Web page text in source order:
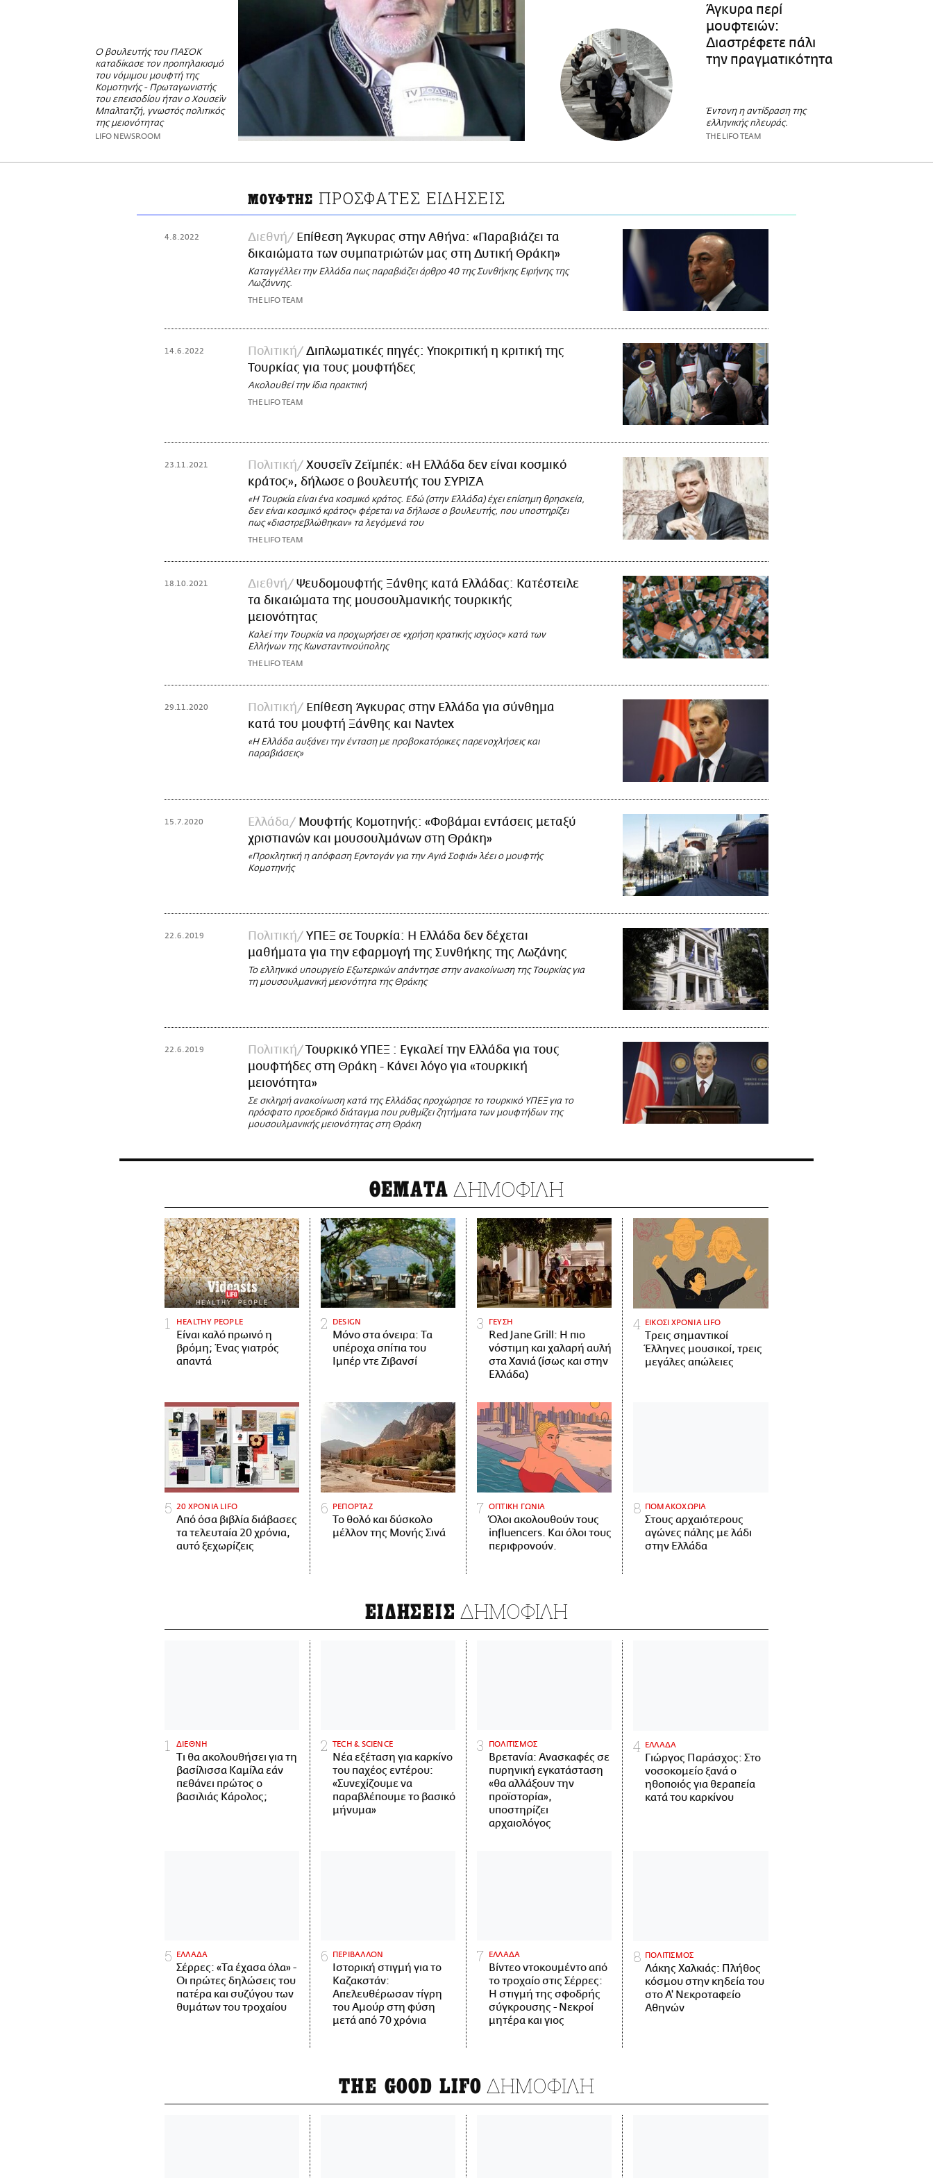
Ο βουλευτής του ΠΑΣΟΚ
καταδίκασε τον προπηλακισμό
του νόμιμου μουφτή της
Κομοτηνής - Πρωταγωνιστής
του επεισοδίου ήταν ο Χουσεϊν
Μπαλτατζή, γνωστός πολιτικός
της μειονότητας
LIFO NEWSROOM
Άγκυρα περί
μουφτειών:
Διαστρέφετε πάλι
την πραγματικότητα
Έντονη η αντίδραση της
ελληνικής πλευράς.
THE LIFO TEAM
ΜΟΥΦΤΗΣ ΠΡΟΣΦΑΤΕΣ ΕΙΔΗΣΕΙΣ
4.8.2022 Διεθνή
Επίθεση Άγκυρας στην Αθήνα: «Παραβιάζει τα
δικαιώματα των συμπατριώτών μας στη Δυτική Θράκη»
Καταγγέλλει την Ελλάδα πως παραβιάζει άρθρο 40 της Συνθήκης Ειρήνης της
Λωζάννης.
THE LIFO TEAM
14.6.2022 Πολιτική
Διπλωματικές πηγές: Υποκριτική η κριτική της
Τουρκίας για τους μουφτήδες
Ακολουθεί την ίδια πρακτική
THE LIFO TEAM
23.11.2021 Πολιτική
Χουσεΐν Ζεϊμπέκ: «Η Ελλάδα δεν είναι κοσμικό
κράτος», δήλωσε ο βουλευτής του ΣΥΡΙΖΑ
«Η Τουρκία είναι ένα κοσμικό κράτος. Εδώ (στην Ελλάδα) έχει επίσημη θρησκεία,
δεν είναι κοσμικό κράτος» φέρεται να δήλωσε ο βουλευτής, που υποστηρίζει
πως «διαστρεβλώθηκαν» τα λεγόμενά του
THE LIFO TEAM
18.10.2021 Διεθνή
Ψευδομουφτής Ξάνθης κατά Ελλάδας: Κατέστειλε
τα δικαιώματα της μουσουλμανικής τουρκικής
μειονότητας
Καλεί την Τουρκία να προχωρήσει σε «χρήση κρατικής ισχύος» κατά των
Ελλήνων της Κωνσταντινούπολης
THE LIFO TEAM
29.11.2020 Πολιτική
Επίθεση Άγκυρας στην Ελλάδα για σύνθημα
κατά του μουφτή Ξάνθης και Navtex
«Η Ελλάδα αυξάνει την ένταση με προβοκατόρικες παρενοχλήσεις και
παραβιάσεις»
15.7.2020 Ελλάδα
Μουφτής Κομοτηνής: «Φοβάμαι εντάσεις μεταξύ
χριστιανών και μουσουλμάνων στη Θράκη»
«Προκλητική η απόφαση Ερντογάν για την Αγιά Σοφιά» λέει ο μουφτής
Κομοτηνής
22.6.2019 Πολιτική
ΥΠΕΞ σε Τουρκία: Η Ελλάδα δεν δέχεται
μαθήματα για την εφαρμογή της Συνθήκης της Λωζάνης
To ελληνικό υπουργείο Εξωτερικών απάντησε στην ανακοίνωση της Τουρκίας για
τη μουσουλμανική μειονότητα της Θράκης
22.6.2019 Πολιτική
Τουρκικό ΥΠΕΞ : Εγκαλεί την Ελλάδα για τους
μουφτήδες στη Θράκη - Κάνει λόγο για «τουρκική
μειονότητα»
Σε σκληρή ανακοίνωση κατά της Ελλάδας προχώρησε το τουρκικό ΥΠΕΞ για το
πρόσφατο προεδρικό διάταγμα που ρυθμίζει ζητήματα των μουφτήδων της
μουσουλμανικής μειονότητας στη Θράκη
ΘΕΜΑΤΑ ΔΗΜΟΦΙΛΗ
HEALTHY PEOPLE
Είναι καλό πρωινό η
βρόμη; Ένας γιατρός
απαντά
DESIGN
Μόνο στα όνειρα: Τα
υπέροχα σπίτια του
Ιμπέρ ντε Ζιβανσί
ΓΕΥΣΗ
Red Jane Grill: Η πιο
νόστιμη και χαλαρή αυλή
στα Χανιά (ίσως και στην
Ελλάδα)
ΕΙΚΟΣΙ ΧΡΟΝΙΑ LIFO
Tρεις σημαντικοί
Έλληνες μουσικοί, τρεις
μεγάλες απώλειες
20 ΧΡΟΝΙΑ LIFO
Από όσα βιβλία διάβασες
τα τελευταία 20 χρόνια,
αυτό ξεχωρίζεις
ΡΕΠΟΡΤΑΖ
Το θολό και δύσκολο
μέλλον της Μονής Σινά
ΟΠΤΙΚΗ ΓΩΝΙΑ
Όλοι ακολουθούν τους
influencers. Και όλοι τους
περιφρονούν.
ΠΟΜΑΚΟΧΩΡΙΑ
Στους αρχαιότερους
αγώνες πάλης με λάδι
στην Ελλάδα
ΕΙΔΗΣΕΙΣ ΔΗΜΟΦΙΛΗ
ΔΙΕΘΝΗ
Τι θα ακολουθήσει για τη
βασίλισσα Καμίλα εάν
πεθάνει πρώτος ο
βασιλιάς Κάρολος;
ΤECH & SCIENCE
Νέα εξέταση για καρκίνο
του παχέος εντέρου:
«Συνεχίζουμε να
παραβλέπουμε το βασικό
μήνυμα»
ΠΟΛΙΤΙΣΜΟΣ
Βρετανία: Ανασκαφές σε
πυρηνική εγκατάσταση
«θα αλλάξουν την
προϊστορία»,
υποστηρίζει
αρχαιολόγος
ΕΛΛΑΔΑ
Γιώργος Παράσχος: Στο
νοσοκομείο ξανά ο
ηθοποιός για θεραπεία
κατά του καρκίνου
ΕΛΛΑΔΑ
Σέρρες: «Τα έχασα όλα» -
Οι πρώτες δηλώσεις του
πατέρα και συζύγου των
θυμάτων του τροχαίου
ΠΕΡΙΒΑΛΛΟΝ
Ιστορική στιγμή για το
Καζακστάν:
Απελευθέρωσαν τίγρη
του Αμούρ στη φύση
μετά από 70 χρόνια
ΕΛΛΑΔΑ
Βίντεο ντοκουμέντο από
το τροχαίο στις Σέρρες:
Η στιγμή της σφοδρής
σύγκρουσης - Νεκροί
μητέρα και γιος
ΠΟΛΙΤΙΣΜΟΣ
Λάκης Χαλκιάς: Πλήθος
κόσμου στην κηδεία του
στο Α' Νεκροταφείο
Αθηνών
THE GOOD LIFO ΔΗΜΟΦΙΛΗ